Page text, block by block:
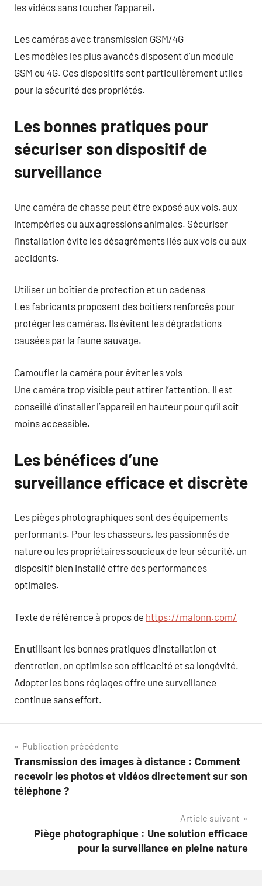
les vidéos sans toucher l’appareil.
Les caméras avec transmission GSM/4G
Les modèles les plus avancés disposent d’un module
GSM ou 4G. Ces dispositifs sont particulièrement utiles
pour la sécurité des propriétés.
Les bonnes pratiques pour
sécuriser son dispositif de
surveillance
Une caméra de chasse peut être exposé aux vols, aux
intempéries ou aux agressions animales. Sécuriser
l’installation évite les désagréments liés aux vols ou aux
accidents.
Utiliser un boîtier de protection et un cadenas
Les fabricants proposent des boîtiers renforcés pour
protéger les caméras. Ils évitent les dégradations
causées par la faune sauvage.
Camoufler la caméra pour éviter les vols
Une caméra trop visible peut attirer l’attention. Il est
conseillé d’installer l’appareil en hauteur pour qu’il soit
moins accessible.
Les bénéfices d’une
surveillance efficace et discrète
Les pièges photographiques sont des équipements
performants. Pour les chasseurs, les passionnés de
nature ou les propriétaires soucieux de leur sécurité, un
dispositif bien installé offre des performances
optimales.
Texte de référence à propos de https://malonn.com/
En utilisant les bonnes pratiques d’installation et
d’entretien, on optimise son efficacité et sa longévité.
Adopter les bons réglages offre une surveillance
continue sans effort.
Navigation
de
l’article
Publication précédente
Transmission des images à distance : Comment
recevoir les photos et vidéos directement sur son
téléphone ?
Article suivant
Piège photographique : Une solution efficace
pour la surveillance en pleine nature